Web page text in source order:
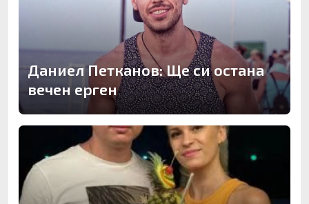
Даниел Петканов: Ще си остана
вечен ерген